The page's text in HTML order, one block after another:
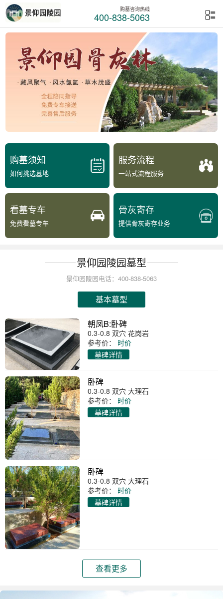
购墓咨询热线
400-838-5063
购墓须知
如何挑选墓地
服务流程
一站式流程服务
看墓专车
免费看墓专车
骨灰寄存
提供骨灰寄存业务
景仰园陵园墓型
景仰园陵园电话：400-838-5063
基本墓型
朝凤B:卧碑
0.3-0.8 双穴 花岗岩
参考价：
时价
墓碑详情
卧碑
0.3-0.8 双穴 大理石
参考价：
时价
墓碑详情
卧碑
0.3-0.8 双穴 大理石
参考价：
时价
墓碑详情
查看更多